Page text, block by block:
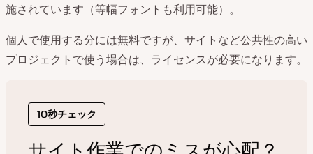
施されています（等幅フォントも利用可能）。
個人で使用する分には無料ですが、サイトなど公共性の高い
プロジェクトで使う場合は、ライセンスが必要になります。